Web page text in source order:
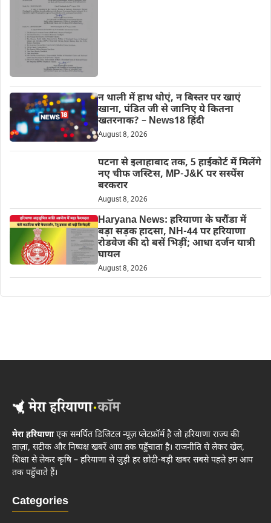
न थाली में हाथ धोएं, न बिस्तर पर खाएं
खाना, पंडित जी से जानिए ये कितना
खतरनाक? – News18 हिंदी
August 8, 2026
पटना से इलाहाबाद तक, 5 हाईकोर्ट में मिलेंगे
नए चीफ जस्टिस, MP-J&K पर सस्पेंस
बरकरार
August 8, 2026
Haryana News: हरियाणा के घरौंडा में
बड़ा सड़क हादसा, NH-44 पर हरियाणा
रोडवेज की दो बसें भिड़ीं; आधा दर्जन यात्री
घायल
August 8, 2026
मेरा हरियाणाएक समर्पित डिजिटल न्यूज़ प्लेटफ़ॉर्म है जो हरियाणा राज्य की
ताज़ा, सटीक और निष्पक्ष खबरें आप तक पहुँचाता है। राजनीति से लेकर खेल,
शिक्षा से लेकर कृषि – हरियाणा से जुड़ी हर छोटी-बड़ी खबर सबसे पहले हम आप
तक पहुँचाते हैं।
Categories